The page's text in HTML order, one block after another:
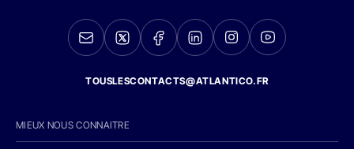
TOUSLESCONTACTS@ATLANTICO.FR
MIEUX NOUS CONNAITRE